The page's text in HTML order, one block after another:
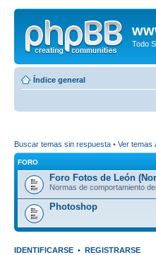
Todo
Índice general
Buscar temas sin respuesta • Ver temas
FORO
Foro Fotos de León
Normas de comportamiento
Photoshop
IDENTIFICARSE • REGISTRARSE